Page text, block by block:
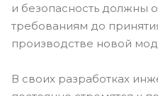
и безопасность должны
требованиям до
производстве новой
В своих разработках